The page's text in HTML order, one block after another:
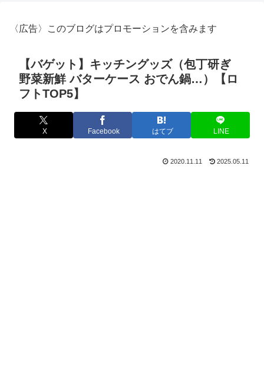
〈広告〉このブログはプロモーションを含みます
【バゲット】キッチングッズ（包丁研ぎ
野菜新鮮 バターケース おでん鍋…）【ロ
フトTOP5】
X Facebook はてブ LINE
2020.11.11 2025.05.11